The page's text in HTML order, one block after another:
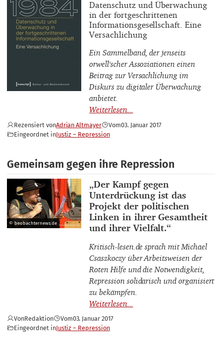
Buchuntertitel
Datenschutz und Überwachung
in der fortgeschrittenen
Informationsgesellschaft. Eine
Versachlichung
Ein Sammelband, der jenseits
orwell‘scher Assoziationen einen
Beitrag zur Versachlichung im
Diskurs zu digitaler Überwachung
anbietet.
Rezensiert vonAdrian Altmayer Vom03. Januar 2017
Eingeordnet inJustiz – Repression
Gemeinsam gegen ihre Repression
© beobachternews.de
Interviewpartner_innen
„Der Kampf gegen
Unterdrückung ist das
Projekt der politischen
Linken in ihrer Gesamtheit
und ihrer Vielfalt.“
Kritisch-lesen.de sprach mit Michael
Csaszkoczy über Arbeitsweisen der
Roten Hilfe und die Notwendigkeit,
Repression solidarisch und organisiert
zu bekämpfen.
VonRedaktion Vom03. Januar 2017
Eingeordnet inJustiz – Repression